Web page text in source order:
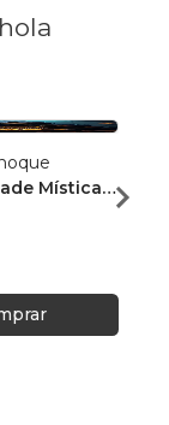
Mística e
Motosofia,
R$